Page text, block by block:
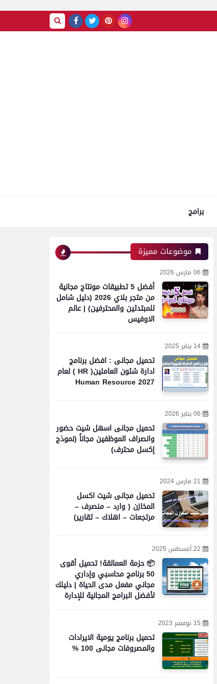
برامج
موضوعات مميزة
06 مارس 2026
أفضل 5 تطبيقات مونتاج مجانية
من متجر بلاي 2026 (دليل شامل
للمبتدئين والمحترفين) | عالم
الاوفيس
14 يناير 2025
تحميل مجانى : افضل برنامج
ادارة شئون العاملين( HR ) لعام
2027 Human Resource
06 يناير 2026
تحميل مجانى اسهل شيت حضور
وانصراف الموظفين مجاناً (نموذج
إكسل محترف)
21 مارس 2024
تحميل مجانى شيت اكسل
المخازن ( وارد – منصرف –
مرتجعات – اهلاك – تقارير)
22 أغسطس 2025
📦 حزمة العمالقة! تحميل أقوى
50 برنامج محاسبي وإداري
مجاني مفعل مدى الحياة | دليلك
لأفضل البرامج المجانية للإدارة
15 نوفمبر 2023
تحميل برنامج يومية الايرادات
والمصروفات مجانى 100 %